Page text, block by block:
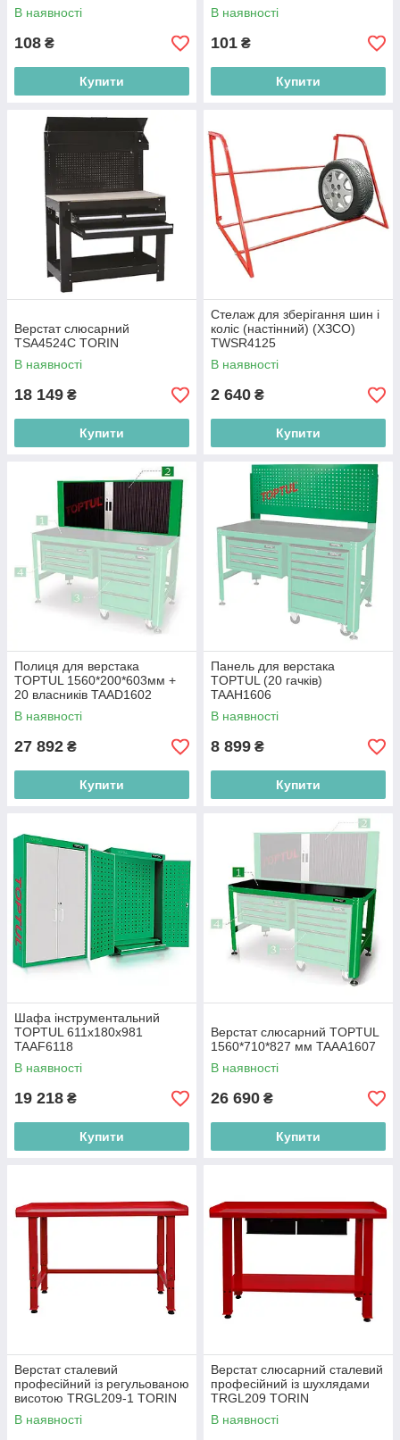
В наявності
108 ₴
Купити
В наявності
101 ₴
Купити
Верстат слюсарний
TSA4524C TORIN
В наявності
18 149 ₴
Купити
Стелаж для зберігання шин і
коліс (настінний) (ХЗСО)
TWSR4125
В наявності
2 640 ₴
Купити
Полиця для верстака
TOPTUL 1560*200*603мм +
20 власників TAAD1602
В наявності
27 892 ₴
Купити
Панель для верстака
TOPTUL (20 гачків)
TAAH1606
В наявності
8 899 ₴
Купити
Шафа інструментальний
TOPTUL 611х180х981
TAAF6118
В наявності
19 218 ₴
Купити
Верстат слюсарний TOPTUL
1560*710*827 мм TAAA1607
В наявності
26 690 ₴
Купити
Верстат сталевий
професійний із регульованою
висотою TRGL209-1 TORIN
В наявності
Верстат слюсарний сталевий
професійний із шухлядами
TRGL209 TORIN
В наявності